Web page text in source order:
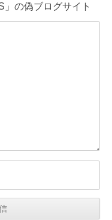
」の偽ブログサイト